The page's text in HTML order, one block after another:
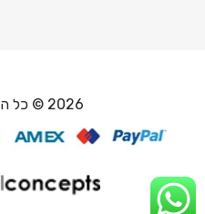
2026 © כל הזכויות שמורות